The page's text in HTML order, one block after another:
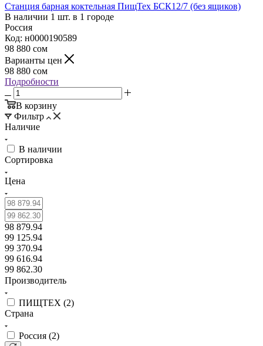
Станция барная коктельная ПищТех БСК12/7 (без ящиков)
В наличии 1 шт. в 1 городе
Россия
Код: н0000190589
98 880 сом
Варианты цен
98 880 сом
Подробности
В корзину
Фильтр
Наличие
В наличии
Сортировка
Цена
98 879.94
99 125.94
99 370.94
99 616.94
99 862.30
Производитель
ПИЩТЕХ (2)
Страна
Россия (2)